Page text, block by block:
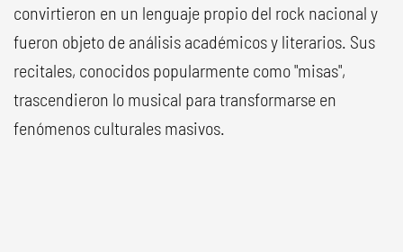
convirtieron en un lenguaje propio del rock nacional y
fueron objeto de análisis académicos y literarios. Sus
recitales, conocidos popularmente como "misas",
trascendieron lo musical para transformarse en
fenómenos culturales masivos.